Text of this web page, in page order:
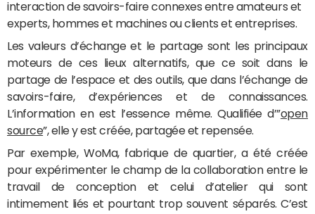
interaction de savoirs-faire connexes entre amateurs et
experts, hommes et machines ou clients et entreprises.
Les valeurs d’échange et le partage sont les principaux
moteurs de ces lieux alternatifs, que ce soit dans le
partage de l’espace et des outils, que dans l’échange de
savoirs-faire, d’expériences et de connaissances.
L’information en est l’essence même. Qualifiée d’”open
source”, elle y est créée, partagée et repensée.
Par exemple, WoMa, fabrique de quartier, a été créée
pour expérimenter le champ de la collaboration entre le
travail de conception et celui d’atelier qui sont
intimement liés et pourtant trop souvent séparés. C’est